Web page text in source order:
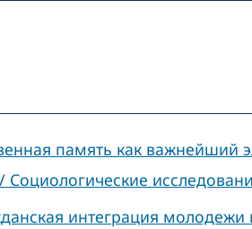
память как важнейший
Социологические
интеграция